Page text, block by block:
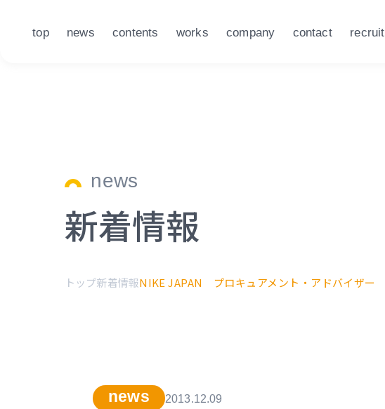
top news contents works company contact recruit
news
新着情報
トップ新着情報NIKE JAPAN プロキュアメント・アドバイザー
news 2013.12.09